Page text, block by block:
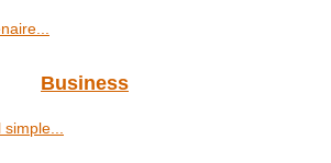
Business
simple...